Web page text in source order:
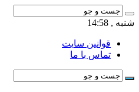
شنبه , 14:58
قوانین سایت
تماس با ما